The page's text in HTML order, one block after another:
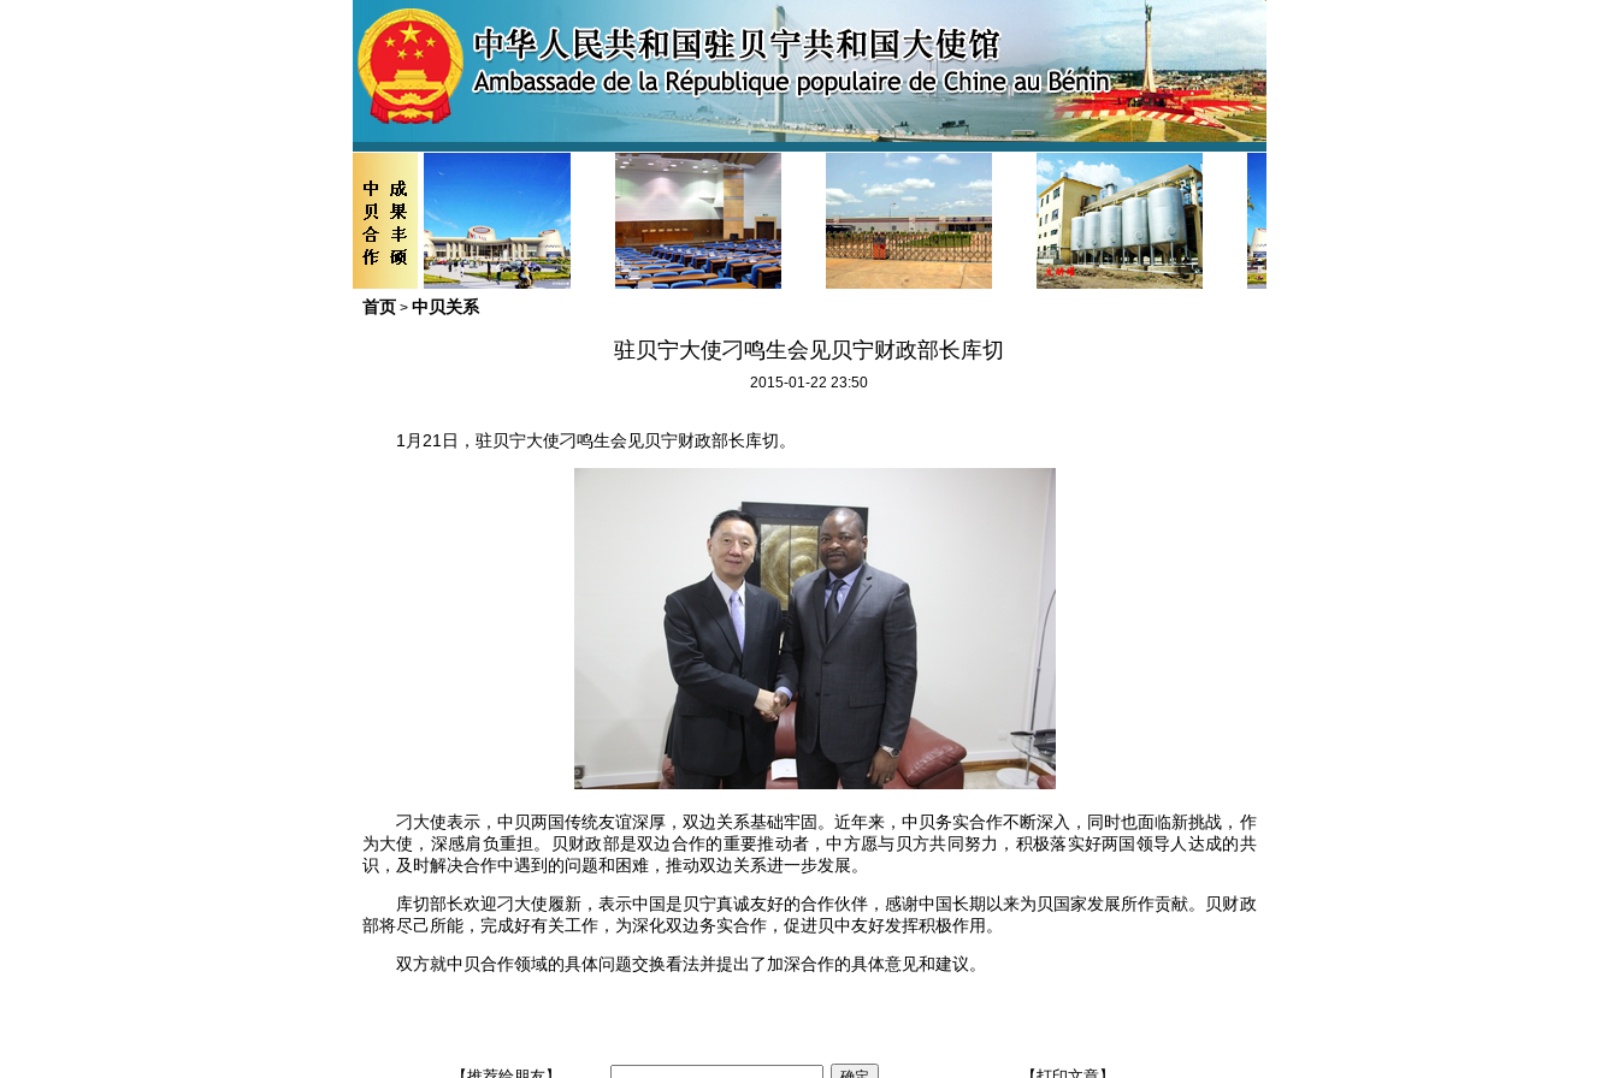
首页 > 中贝关系
驻贝宁大使刁鸣生会见贝宁财政部长库切
2015-01-22 23:50
1 月 21 日，驻贝宁大使刁鸣生会见贝宁财政部长库切。
刁大使表示，中贝两国传统友谊深厚，双边关系基础牢固。近年来，中贝务实合作不断深入，同时也面临新挑战，作
为大使，深感肩负重担。贝财政部是双边合作的重要推动者，中方愿与贝方共同努力，积极落实好两国领导人达成的共
识，及时解决合作中遇到的问题和困难，推动双边关系进一步发展。
库切部长欢迎刁大使履新，表示中国是贝宁真诚友好的合作伙伴，感谢中国长期以来为贝国家发展所作贡献。贝财政
部将尽己所能，完成好有关工作，为深化双边务实合作，促进贝中友好发挥积极作用。
双方就中贝合作领域的具体问题交换看法并提出了加深合作的具体意见和建议。